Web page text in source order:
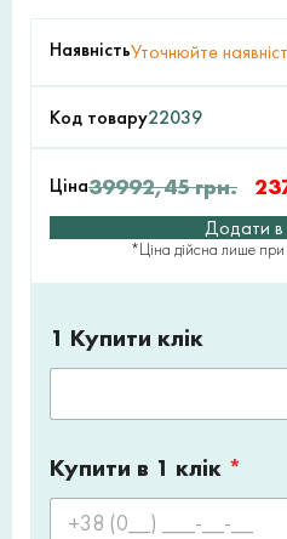
НаявністьУточнюйте
Код товару22039
Ціна39992,45грн.
Додати
*Ціна дійсна лише при
1 Купити клік
Купити в 1 клік *